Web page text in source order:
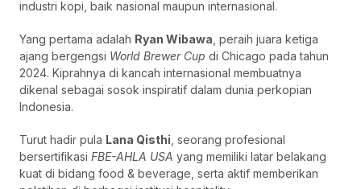
industri kopi, baik nasional maupun internasional.
Yang pertama adalah Ryan Wibawa , peraih juara ketiga
ajang bergengsi World Brewer Cup di Chicago pada tahun
2024. Kiprahnya di kancah internasional membuatnya
dikenal sebagai sosok inspiratif dalam dunia perkopian
Indonesia.
Turut hadir pula Lana Qisthi , seorang profesional
bersertifikasi FBE-AHLA USA yang memiliki latar belakang
kuat di bidang food & beverage, serta aktif memberikan